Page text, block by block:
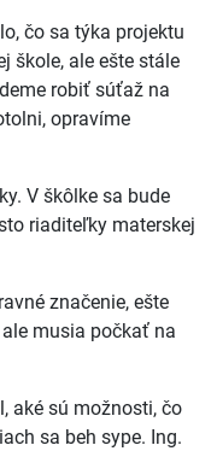
čo sa týka projektu
škole, ale ešte stále
robiť súťaž na
opravíme
V škôlke sa bude
riaditeľky materskej
značenie, ešte
musia počkať na
aké sú možnosti, čo
sa beh sype. Ing.